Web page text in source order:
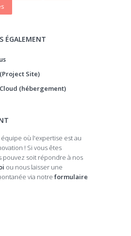
ÉGALEMENT
Site)
(hébergement)
où l'expertise est au
! Si vous êtes
pouvez soit répondre à nos
ou nous laisser une
via notre formulaire